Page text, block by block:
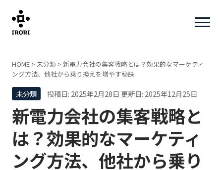
HOME > 未分類 > 新電力会社の集客戦略とは？効果的なマーケティ
ング方法、他社から乗り換えを増やす秘訣
未分類 投稿日: 2025年2月28日 更新日: 2025年12月25日
新電力会社の集客戦略と
は？効果的なマーケティ
ング方法、他社から乗り